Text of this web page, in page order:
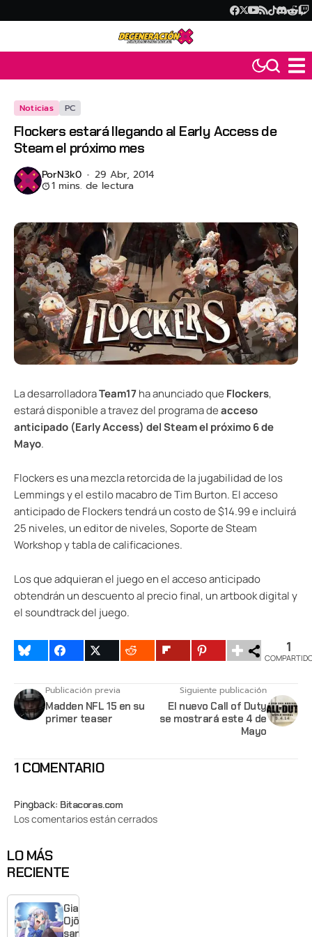
Noticias PC
Flockers estará llegando al Early Access de
Steam el próximo mes
PorN3k0 29 Abr, 2014
1 mins. de lectura
La desarrolladoraTeam17ha anunciado que Flockers,
estará disponible a travez del programa deacceso
anticipado (Early Access) del Steam el próximo 6 de
Mayo.
Flockers es una mezcla retorcida de la jugabilidad de los
Lemmings y el estilo macabro de Tim Burton. El acceso
anticipado de Flockers tendrá un costo de $14.99 e incluirá
25 niveles, un editor de niveles, Soporte de Steam
Workshop y tabla de calificaciones.
Los que adquieran el juego en el acceso anticipado
obtendrán un descuento al precio final, un artbook digital y
el soundtrack del juego.
1
Publicación previa
Madden NFL 15 en su
primer teaser
Siguiente publicación
El nuevo Call of Duty
se mostrará este 4 de
Mayo
1 COMENTARIO
Pingback: Bitacoras.com
Los comentarios están cerrados
LO MÁS
RECIENTE
Giant
Ojō-
sama